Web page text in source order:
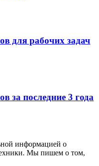
для рабочих задач
за последние 3 года
информацией о
Мы пишем о том,